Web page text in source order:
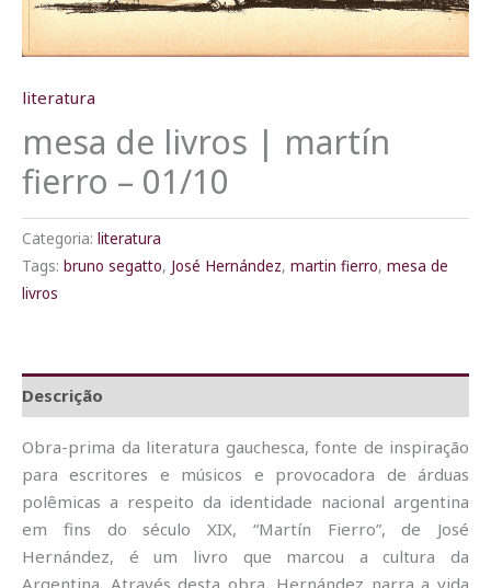
literatura
mesa de livros | martín
fierro – 01/10
Categoria: literatura
Tags: bruno segatto, José Hernández, martin fierro, mesa de
livros
Descrição
Obra-prima da literatura gauchesca, fonte de inspiração
para escritores e músicos e provocadora de árduas
polêmicas a respeito da identidade nacional argentina
em fins do século XIX, “Martín Fierro”, de José
Hernández, é um livro que marcou a cultura da